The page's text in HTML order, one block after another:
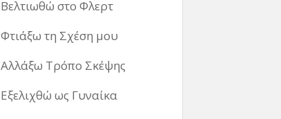
Βελτιωθώ στο Φλερτ
Φτιάξω τη Σχέση μου
Αλλάξω Τρόπο Σκέψης
Εξελιχθώ ως Γυναίκα